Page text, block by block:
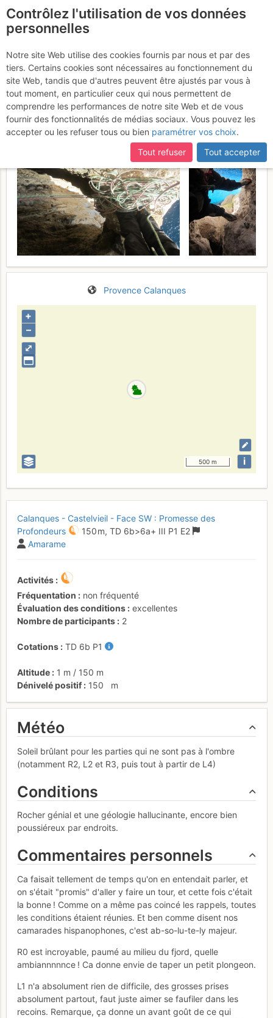
certaines pages ne sont plus accessibles, manquantes ou
incomplètes, déconnectez-vous puis reconnectez-vous à votre
compte sur le site.
Plateau de Castelvieil -
Face SW : Promesse des
profondeurs
Vendredi 10 mars 2017
Provence Calanques
⤢
+
–
500 m i
Calanques - Castelvieil - Face SW : Promesse des
Profondeurs
150 m, TD 6b>6a+ III P1 E2
Amarame
Activités
Fréquentation
non fréquenté
Évaluation des conditions
excellentes
Nombre de participants
2
Cotations TD 6b P1
Altitude 1 m / 150 m
Dénivelé positif
150 m
Météo
Soleil brûlant pour les parties qui ne sont pas à l'ombre
(notamment R2, L2 et R3, puis tout à partir de L4)
Conditions
Rocher génial et une géologie hallucinante, encore bien
poussiéreux par endroits.
Commentaires personnels
Ca faisait tellement de temps qu'on en entendait parler, et
on s'était "promis" d'aller y faire un tour, et cette fois c'était
la bonne ! Comme on a même pas coincé les rappels, toutes
les conditions étaient réunies. Et ben comme disent nos
camarades hispanophones, c'est ab-so-lu-te-ly majeur.
R0 est incroyable, paumé au milieu du fjord, quelle
ambiannnnnce ! Ca donne envie de taper un petit plongeon.
L1 n'a absolument rien de difficile, des grosses prises
absolument partout, faut juste aimer se faufiler dans les
recoins. Remarque, ça donne un avant goût de ce qui
Contrôlez l'utilisation de vos données
personnelles
Notre site Web utilise des cookies fournis par nous et par des
tiers. Certains cookies sont nécessaires au fonctionnement du
site Web, tandis que d'autres peuvent être ajustés par vous à
tout moment, en particulier ceux qui nous permettent de
comprendre les performances de notre site Web et de vous
fournir des fonctionnalités de médias sociaux. Vous pouvez les
accepter ou les refuser tous ou bien paramétrer vos choix.
Tout refuser
Tout accepter